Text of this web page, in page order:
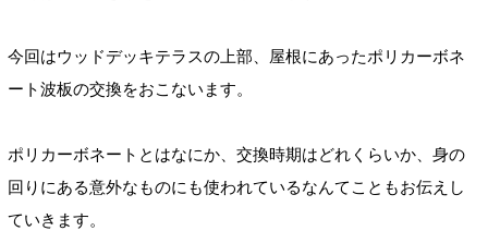
今回はウッドデッキテラスの上部、屋根にあったポリカーボネ
ート波板の交換をおこないます。
ポリカーボネートとはなにか、交換時期はどれくらいか、身の
回りにある意外なものにも使われているなんてこともお伝えし
ていきます。